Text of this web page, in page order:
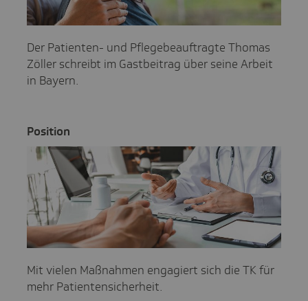
Der Patienten- und Pflegebeauftragte Thomas
Zöller schreibt im Gastbeitrag über seine Arbeit
in Bayern.
Posi­tion
Mit vielen Maßnahmen engagiert sich die TK für
mehr Patientensicherheit.